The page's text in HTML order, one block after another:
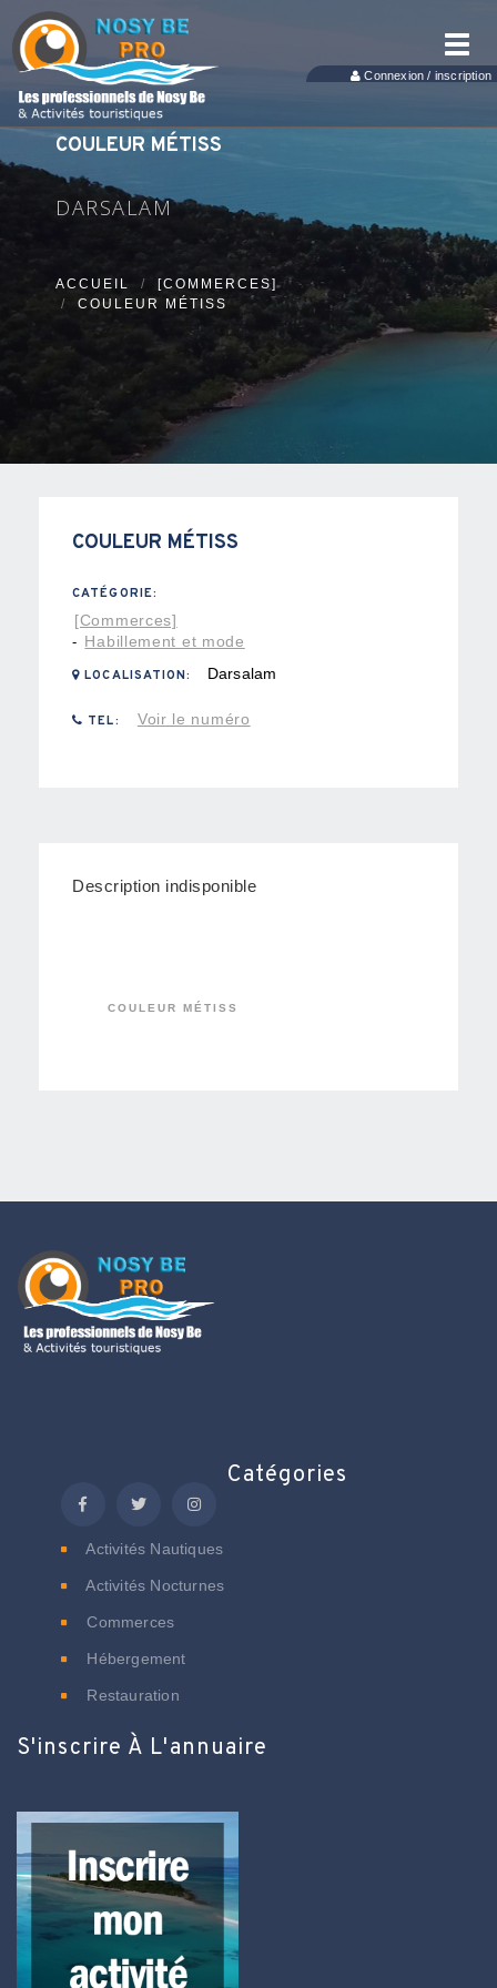
Connexion / inscription
COULEUR MÉTISS
DARSALAM
ACCUEIL
[COMMERCES]
COULEUR MÉTISS
COULEUR MÉTISS
CATÉGORIE:
[Commerces]
- Habillement et mode
LOCALISATION: Darsalam
TEL: Voir le numéro
Description indisponible
COULEUR MÉTISS
Catégories
Activités Nautiques
Activités Nocturnes
Commerces
Hébergement
Restauration
S'inscrire À L'annuaire